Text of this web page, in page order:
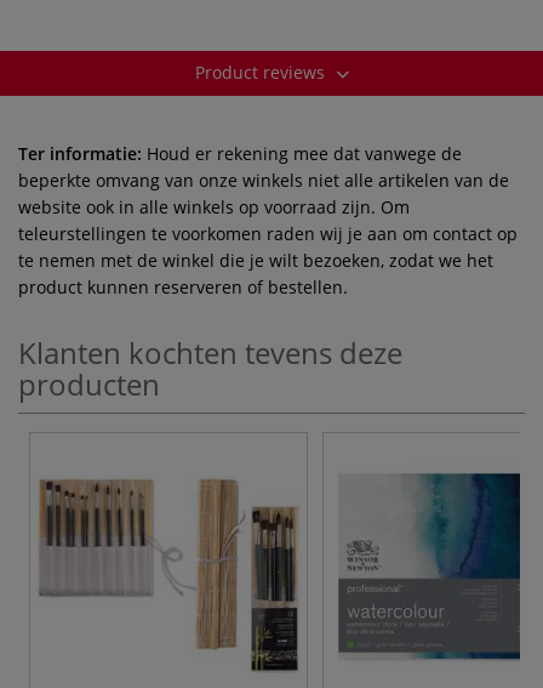
Product reviews
Ter informatie: Houd er rekening mee dat vanwege de
beperkte omvang van onze winkels niet alle artikelen van de
website ook in alle winkels op voorraad zijn. Om
teleurstellingen te voorkomen raden wij je aan om contact op
te nemen met de winkel die je wilt bezoeken, zodat we het
product kunnen reserveren of bestellen.
Klanten kochten tevens deze
producten